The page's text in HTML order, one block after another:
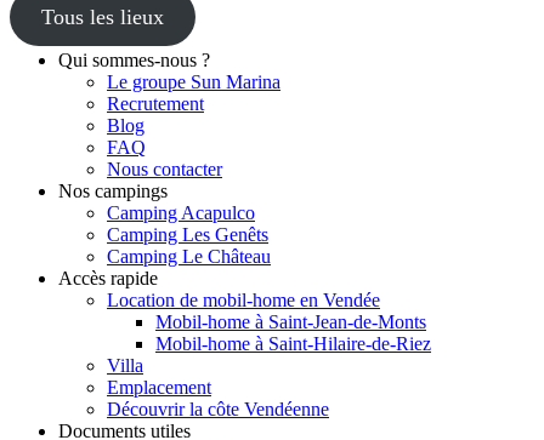
Tous les lieux
Qui sommes-nous ?
Le groupe Sun Marina
Recrutement
Blog
FAQ
Nous contacter
Nos campings
Camping Acapulco
Camping Les Genêts
Camping Le Château
Accès rapide
Location de mobil-home en Vendée
Mobil-home à Saint-Jean-de-Monts
Mobil-home à Saint-Hilaire-de-Riez
Villa
Emplacement
Découvrir la côte Vendéenne
Documents utiles